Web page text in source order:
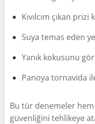
Kıvılcım çıkan
Suya temas eden
Yanık kokusunu
Panoya tornavida
Bu tür denemeler
güvenliğini tehlikeye